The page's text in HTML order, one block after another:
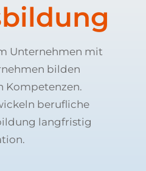
Unternehmen mit
bilden
Kompetenzen.
berufliche
langfristig